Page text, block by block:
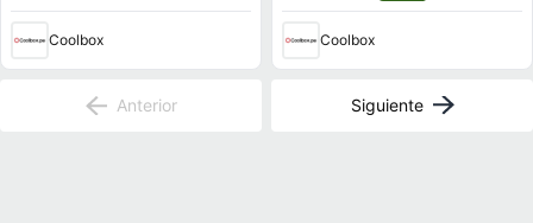
Coolbox Coolbox
Anterior Siguiente